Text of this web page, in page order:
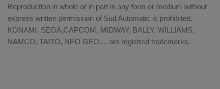
Reproduction in whole or in part in any form or medium without
express written permission of Sud Automatic is prohibited.
KONAMI, SEGA,CAPCOM, MIDWAY, BALLY, WILLIAMS,
NAMCO, TAITO, NEO GEO.... are registred trademarks.